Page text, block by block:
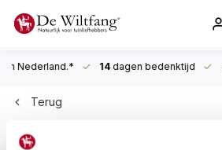
14 dagen bedenktijd Al
Terug